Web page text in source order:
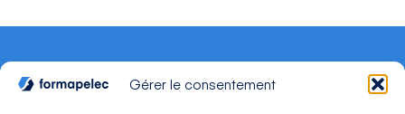
Gérer le consentement